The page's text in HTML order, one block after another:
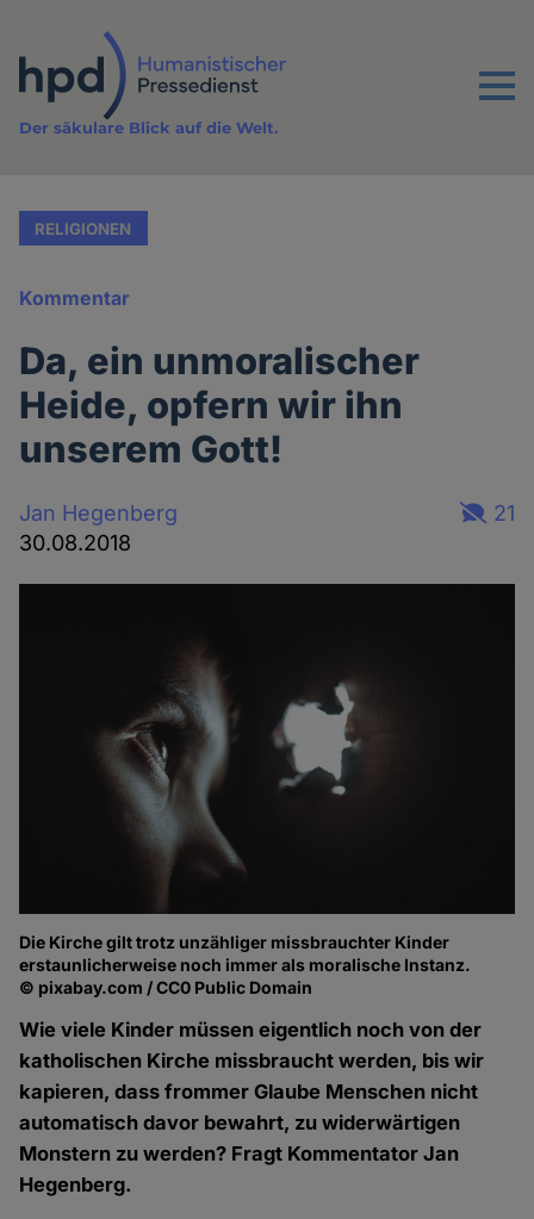
Inhalt
Menu
Der säkulare Blick auf die Welt.
RELIGIONEN
Kommentar
Da, ein unmoralischer
Heide, opfern wir ihn
unserem Gott!
Jan Hegenberg
30.08.2018
21
Die Kirche gilt trotz unzähliger missbrauchter Kinder
erstaunlicherweise noch immer als moralische Instanz.
© pixabay.com / CC0 Public Domain
Wie viele Kinder müssen eigentlich noch von der
katholischen Kirche missbraucht werden, bis wir
kapieren, dass frommer Glaube Menschen nicht
automatisch davor bewahrt, zu widerwärtigen
Monstern zu werden? Fragt Kommentator Jan
Hegenberg.